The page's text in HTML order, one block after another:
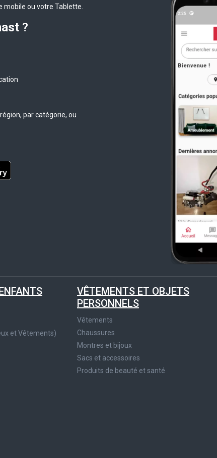
ou votre Tablette.
?
par catégorie, ou
et Vêtements)
VÊTEMENTS ET OBJETS
PERSONNELS
Vêtements
Chaussures
Montres et bijoux
Sacs et accessoires
Produits de beauté et santé